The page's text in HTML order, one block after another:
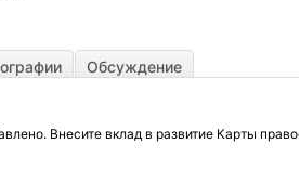
Обсуждение
Внесите вклад в развитие Карты